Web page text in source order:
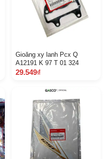
Gioăng xy lanh Pcx Q
A12191 K 97 T 01 324
29.549₫